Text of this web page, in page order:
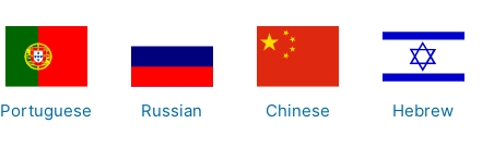
Portuguese Russian Chinese Hebrew